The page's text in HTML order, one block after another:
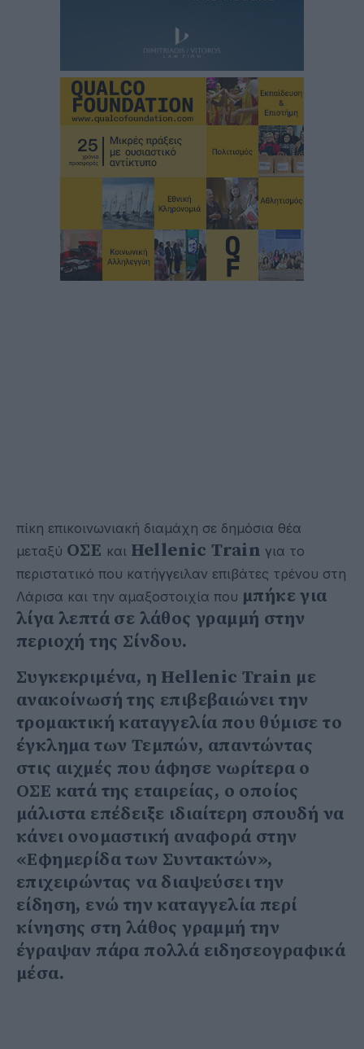
πίκη επικοινωνιακή διαμάχη σε δημόσια θέα
μεταξύ ΟΣΕ και Hellenic Train για το
περιστατικό που κατήγγειλαν επιβάτες τρένου στη
Λάρισα και την αμαξοστοιχία που μπήκε για
λίγα λεπτά σε λάθος γραμμή στην
περιοχή της Σίνδου.
Συγκεκριμένα, η Hellenic Train με
ανακοίνωσή της επιβεβαιώνει την
τρομακτική καταγγελία που θύμισε το
έγκλημα των Τεμπών, απαντώντας
στις αιχμές που άφησε νωρίτερα ο
ΟΣΕ κατά της εταιρείας, ο οποίος
μάλιστα επέδειξε ιδιαίτερη σπουδή να
κάνει ονομαστική αναφορά στην
«Εφημερίδα των Συντακτών»,
επιχειρώντας να διαψεύσει την
είδηση, ενώ την καταγγελία περί
κίνησης στη λάθος γραμμή την
έγραψαν πάρα πολλά ειδησεογραφικά
μέσα.